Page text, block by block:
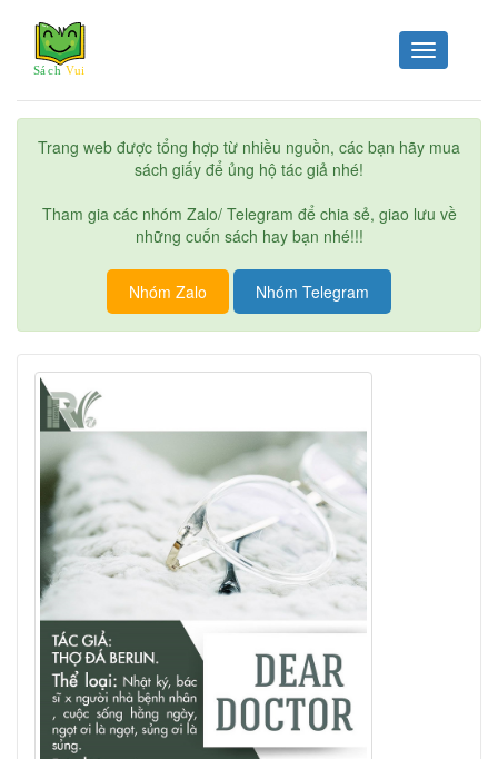
Toggle
navigation
Trang web được tổng hợp từ nhiều nguồn, các bạn hãy mua
sách giấy để ủng hộ tác giả nhé!
Tham gia các nhóm Zalo/ Telegram để chia sẻ, giao lưu về
những cuốn sách hay bạn nhé!!!
Nhóm Zalo Nhóm Telegram